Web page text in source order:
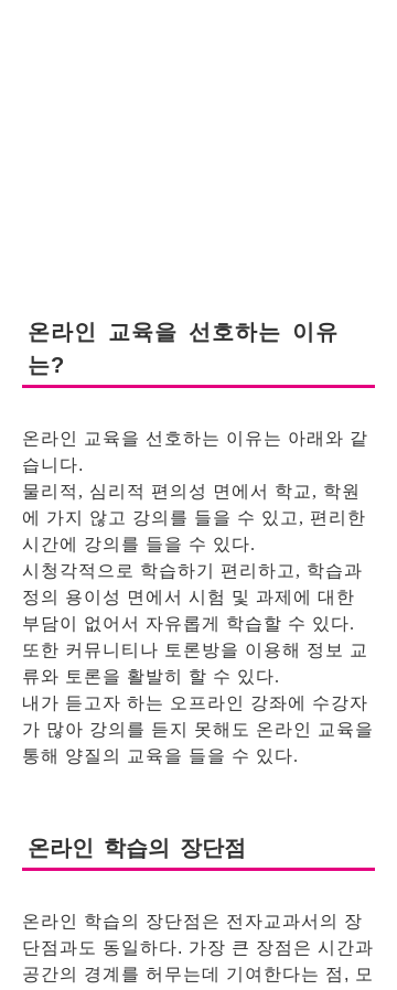
온라인 교육을 선호하는 이유
는?
온라인 교육을 선호하는 이유는 아래와 같
습니다.
물리적, 심리적 편의성 면에서 학교, 학원
에 가지 않고 강의를 들을 수 있고, 편리한
시간에 강의를 들을 수 있다.
시청각적으로 학습하기 편리하고, 학습과
정의 용이성 면에서 시험 및 과제에 대한
부담이 없어서 자유롭게 학습할 수 있다.
또한 커뮤니티나 토론방을 이용해 정보 교
류와 토론을 활발히 할 수 있다.
내가 듣고자 하는 오프라인 강좌에 수강자
가 많아 강의를 듣지 못해도 온라인 교육을
통해 양질의 교육을 들을 수 있다.
온라인 학습의 장단점
온라인 학습의 장단점은 전자교과서의 장
단점과도 동일하다. 가장 큰 장점은 시간과
공간의 경계를 허무는데 기여한다는 점, 모